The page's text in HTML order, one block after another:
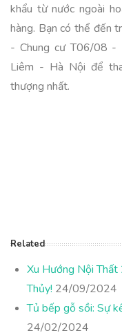
khẩu từ nước ngoài
hàng. Bạn có thể đến
- Chung cư T06/08
Liêm - Hà Nội để
thượng nhất.
Related
Xu Hướng Nội
Thủy! 24/09/2024
Tủ bếp gỗ sồi: Sự
24/02/2024